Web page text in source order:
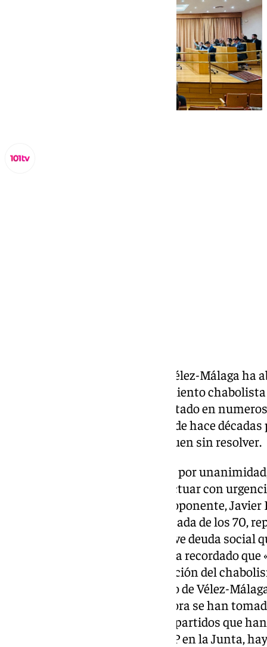
El pleno del Ayuntamiento de Vélez-Málaga ha
más, la situación en el asentamiento
Mar. Es un asunto que se ha tratado en
corporaciones municipales desde hace
el propio consistorio veleño siguen sin resolver.
En esta ocasión se ha aprobado por
moción instando a la Junta a actuar con
de este núcleo chabolista. El proponente,
asentamiento, surgido en la década de los 70,
insalubridad extrema y una grave deuda
décadas ignorando». Herreros ha recordado
aprobó un plan para la erradicación del
800.000 euros al Ayuntamiento de Vélez-
Sin embargo, ni entonces ni ahora se han
sentido, ha lamentado que «los partidos que
administraciones, incluido el PP en la Junta,